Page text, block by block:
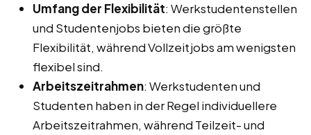
Umfang der Flexibilität: Werkstudentenstellen
und Studentenjobs bieten die größte
Flexibilität, während Vollzeitjobs am wenigsten
flexibel sind.
Arbeitszeitrahmen: Werkstudenten und
Studenten haben in der Regel individuellere
Arbeitszeitrahmen, während Teilzeit- und